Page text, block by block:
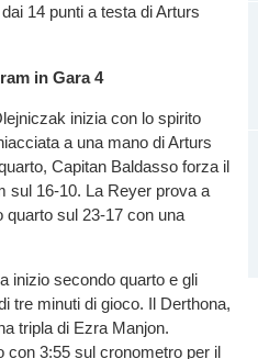
14 punti a testa di Arturs
in Gara 4
inizia con lo spirito
a una mano di Arturs
Capitan Baldasso forza il
sul 16-10. La Reyer prova a
sul 23-17 con una
inizio secondo quarto e gli
tre minuti di gioco. Il Derthona,
tripla di Ezra Manjon.
con 3:55 sul cronometro per il